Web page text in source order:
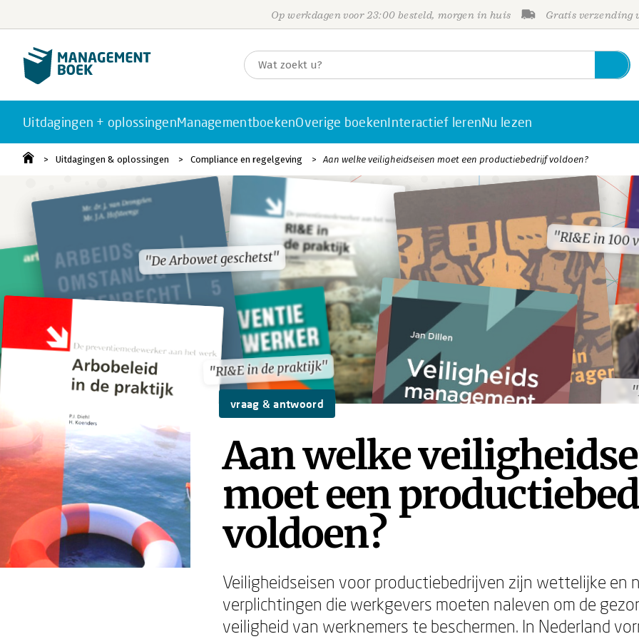
Op werkdagen voor 23:00 besteld, morgen in huis Gratis verzending
Uitdagingen + oplossingenManagementboekenOverige boekenInteractief lerenNu lezen
Uitdagingen & oplossingen Compliance en regelgeving Aan welke veiligheidseisen moet een productiebedrijf voldoen?
"De Arbowet geschetst"
"RI&E in 100
"RI&E in de praktijk"
"De Arbowet geschetst"
"RI&E in 100
"RI&E in de praktijk"
vraag & antwoord
Aan welke
moet een
voldoen?
Veiligheidseisen voor productiebedrijven zijn wettelijke en
verplichtingen die werkgevers moeten naleven om de
veiligheid van werknemers te beschermen. In Nederland